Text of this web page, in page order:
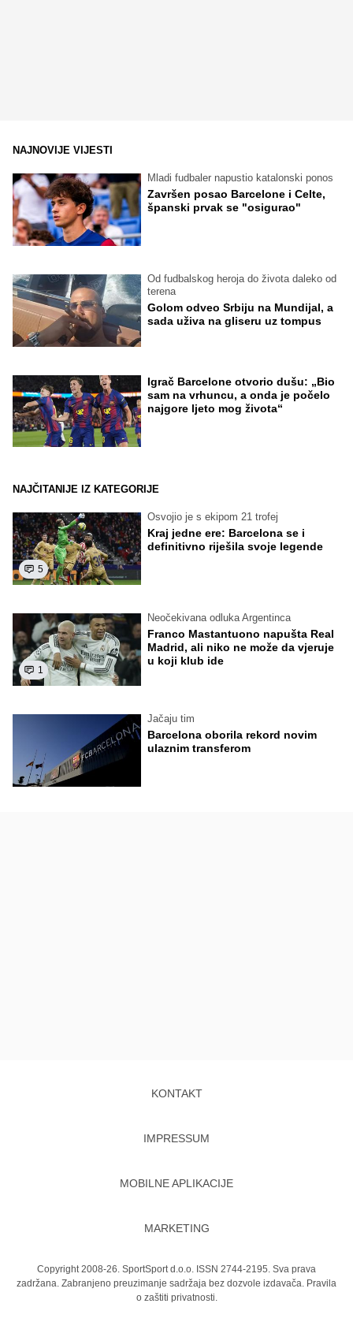
NAJNOVIJE VIJESTI
Mladi fudbaler napustio katalonski ponos
Završen posao Barcelone i Celte,
španski prvak se "osigurao"
Od fudbalskog heroja do života daleko od
terena
Golom odveo Srbiju na Mundijal, a
sada uživa na gliseru uz tompus
Igrač Barcelone otvorio dušu: „Bio
sam na vrhuncu, a onda je počelo
najgore ljeto mog života“
NAJČITANIJE IZ KATEGORIJE
5
Osvojio je s ekipom 21 trofej
Kraj jedne ere: Barcelona se i
definitivno riješila svoje legende
1
Neočekivana odluka Argentinca
Franco Mastantuono napušta Real
Madrid, ali niko ne može da vjeruje
u koji klub ide
Jačaju tim
Barcelona oborila rekord novim
ulaznim transferom
KONTAKT
IMPRESSUM
MOBILNE APLIKACIJE
MARKETING
Copyright 2008-26. SportSport d.o.o. ISSN 2744-2195. Sva prava
zadržana. Zabranjeno preuzimanje sadržaja bez dozvole izdavača. Pravila
o zaštiti privatnosti.